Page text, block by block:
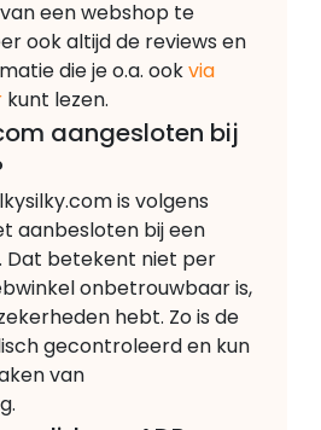
een webshop te
ook altijd de reviews en
die je o.a. ookvia
kunt lezen.
aangesloten bij
is volgens
aanbesloten bij een
. Dat betekent niet per
onbetrouwbaar is,
hebt. Zo is de
gecontroleerd en kun
van